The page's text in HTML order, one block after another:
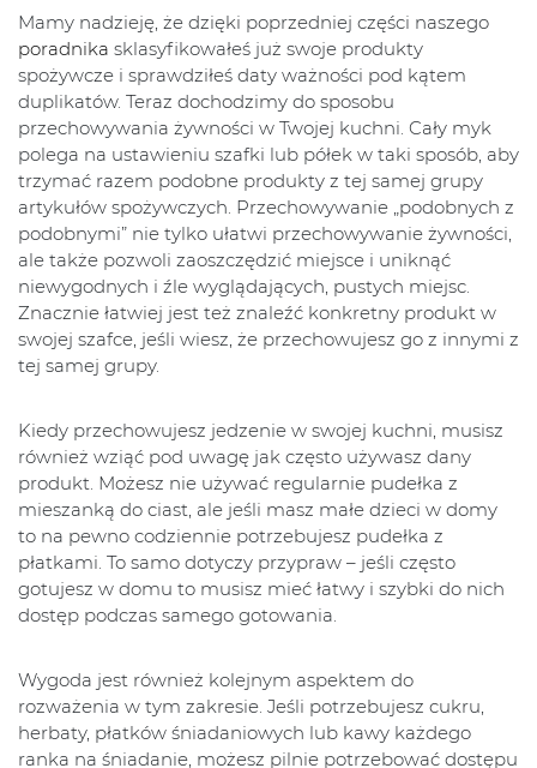
Mamy nadzieję, że dzięki poprzedniej części naszego
poradnika sklasyfikowałeś już swoje produkty
spożywcze i sprawdziłeś daty ważności pod kątem
duplikatów. Teraz dochodzimy do sposobu
przechowywania żywności w Twojej kuchni. Cały myk
polega na ustawieniu szafki lub półek w taki sposób, aby
trzymać razem podobne produkty z tej samej grupy
artykułów spożywczych. Przechowywanie „podobnych z
podobnymi” nie tylko ułatwi przechowywanie żywności,
ale także pozwoli zaoszczędzić miejsce i uniknąć
niewygodnych i źle wyglądających, pustych miejsc.
Znacznie łatwiej jest też znaleźć konkretny produkt w
swojej szafce, jeśli wiesz, że przechowujesz go z innymi z
tej samej grupy.
Kiedy przechowujesz jedzenie w swojej kuchni, musisz
również wziąć pod uwagę jak często używasz dany
produkt. Możesz nie używać regularnie pudełka z
mieszanką do ciast, ale jeśli masz małe dzieci w domy
to na pewno codziennie potrzebujesz pudełka z
płatkami. To samo dotyczy przypraw – jeśli często
gotujesz w domu to musisz mieć łatwy i szybki do nich
dostęp podczas samego gotowania.
Wygoda jest również kolejnym aspektem do
rozważenia w tym zakresie. Jeśli potrzebujesz cukru,
herbaty, płatków śniadaniowych lub kawy każdego
ranka na śniadanie, możesz pilnie potrzebować dostępu